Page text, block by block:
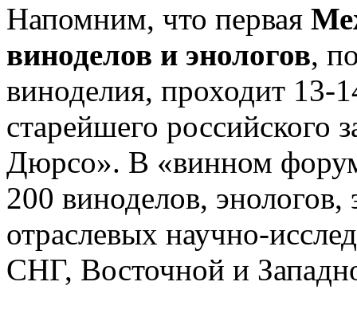
Напомним, что первая
виноделов и энологов,
виноделия, проходит 13-
старейшего российского
Дюрсо». В «винном
200 виноделов, энологов,
отраслевых научно-
СНГ, Восточной и